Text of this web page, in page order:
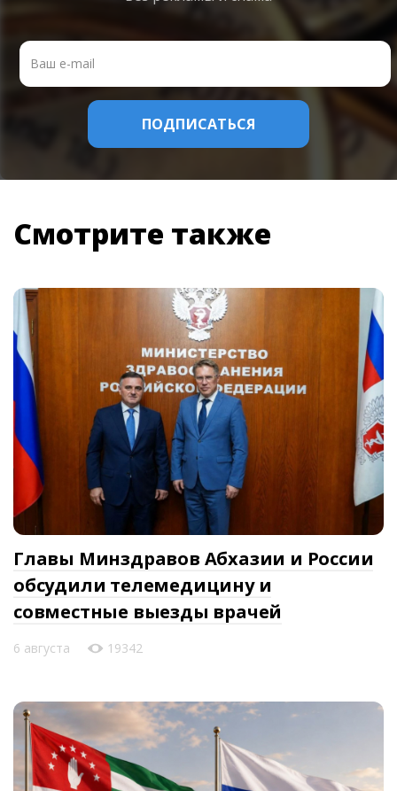
Смотрите также
Главы Минздравов Абхазии и России
обсудили телемедицину и
совместные выезды врачей
6 августа 19342